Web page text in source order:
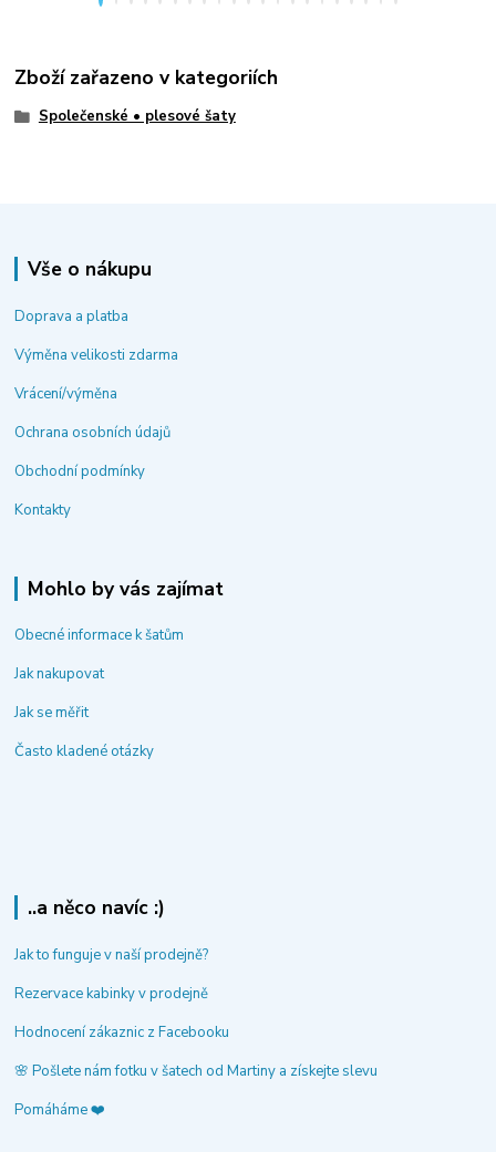
Zboží zařazeno v kategoriích
Společenské • plesové šaty
Vše o nákupu
Doprava a platba
Výměna velikosti zdarma
Vrácení/výměna
Ochrana osobních údajů
Obchodní podmínky
Kontakty
Mohlo by vás zajímat
Obecné informace k šatům
Jak nakupovat
Jak se měřit
Často kladené otázky
..a něco navíc :)
Jak to funguje v naší prodejně?
Rezervace kabinky v prodejně
Hodnocení zákaznic z Facebooku
🌸 Pošlete nám fotku v šatech od Martiny a získejte slevu
Pomáháme ❤️